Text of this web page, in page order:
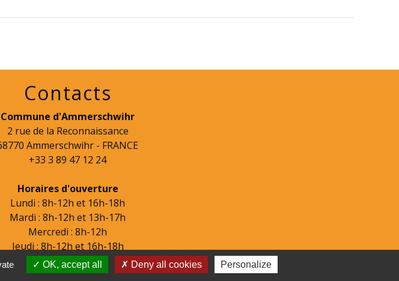
Contacts
Commune d'Ammerschwihr
2 rue de la Reconnaissance
Ammerschwihr - FRANCE
+33 3 89 47 12 24
Horaires d'ouverture
Lundi : 8h-12h et 16h-18h
Mardi : 8h-12h et 13h-17h
Mercredi : 8h-12h
Jeudi : 8h-12h et 16h-18h
Vendredi : 8h-12h
OK, accept all Deny all cookies Personalize